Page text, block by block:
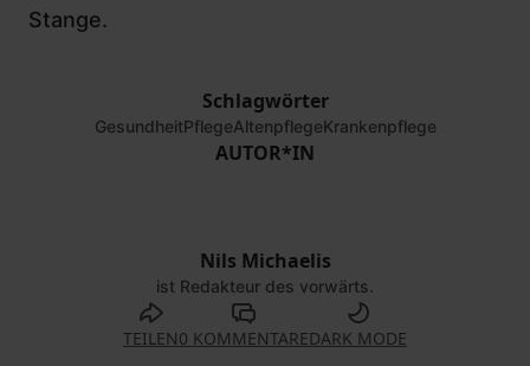
Stange.
Schlagwörter
GesundheitPflegeAltenpflegeKrankenpflege
AUTOR*IN
©
Dirk Bleicker |
Nils Michaelis
ist Redakteur des vorwärts.
TEILEN0 KOMMENTAREDARK MODE